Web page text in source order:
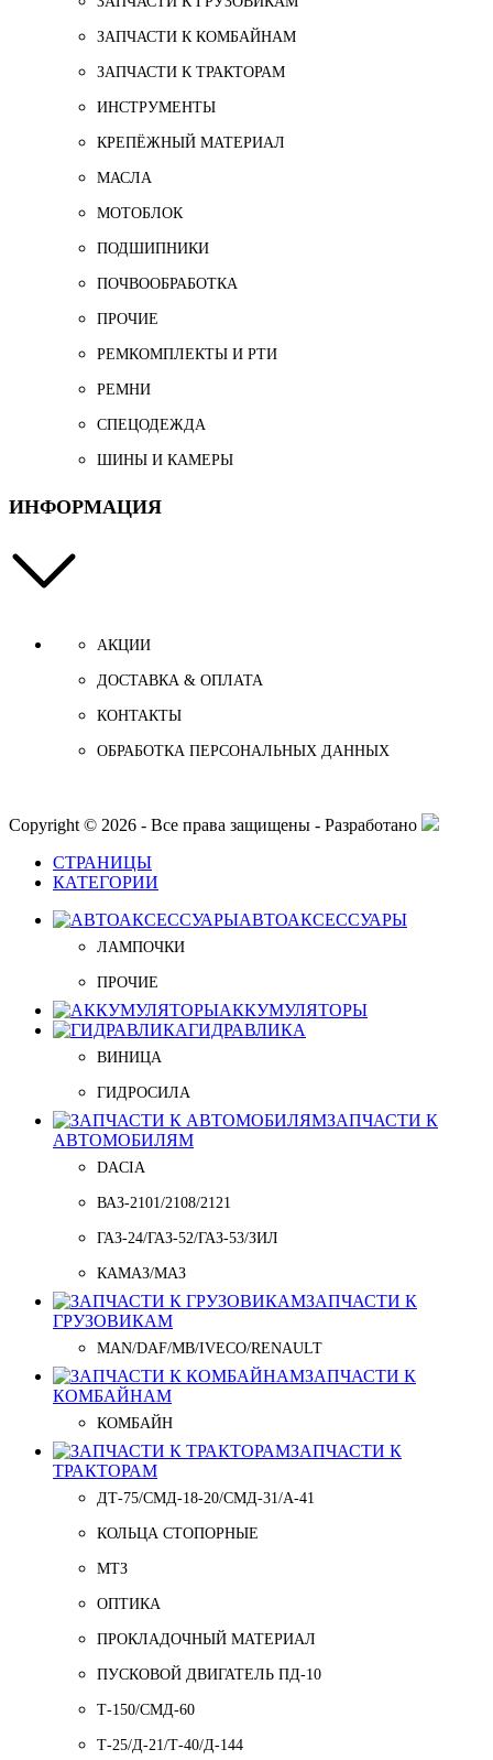
ЗАПЧАСТИ К КОМБАЙНАМ
ЗАПЧАСТИ К ТРАКТОРАМ
ИНСТРУМЕНТЫ
КРЕПЁЖНЫЙ МАТЕРИАЛ
МАСЛА
МОТОБЛОК
ПОДШИПНИКИ
ПОЧВООБРАБОТКА
ПРОЧИЕ
РЕМКОМПЛЕКТЫ И РТИ
РЕМНИ
СПЕЦОДЕЖДА
ШИНЫ И КАМЕРЫ
ИНФОРМАЦИЯ
АКЦИИ
ДОСТАВКА & ОПЛАТА
КОНТАКТЫ
ОБРАБОТКА ПЕРСОНАЛЬНЫХ ДАННЫХ
Copyright © 2026 - Все права защищены - Разработано
СТРАНИЦЫ
КАТЕГОРИИ
АВТОАКСЕССУАРЫ
ЛАМПОЧКИ
ПРОЧИЕ
АККУМУЛЯТОРЫ
ГИДРАВЛИКА
ВИНИЦА
ГИДРОСИЛА
ЗАПЧАСТИ К
АВТОМОБИЛЯМ
DACIA
ВАЗ-2101/2108/2121
ГАЗ-24/ГАЗ-52/ГАЗ-53/ЗИЛ
КАМАЗ/МАЗ
ЗАПЧАСТИ К
ГРУЗОВИКАМ
MAN/DAF/MB/IVECO/RENAULT
ЗАПЧАСТИ К
КОМБАЙНАМ
КОМБАЙН
ЗАПЧАСТИ К
ТРАКТОРАМ
ДТ-75/СМД-18-20/СМД-31/A-41
КОЛЬЦА СТОПОРНЫЕ
МТЗ
ОПТИКА
ПРОКЛАДОЧНЫЙ МАТЕРИАЛ
ПУСКОВОЙ ДВИГАТЕЛЬ ПД-10
Т-150/СМД-60
Т-25/Д-21/Т-40/Д-144